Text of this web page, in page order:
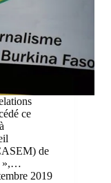
ce
de
»,…
2019